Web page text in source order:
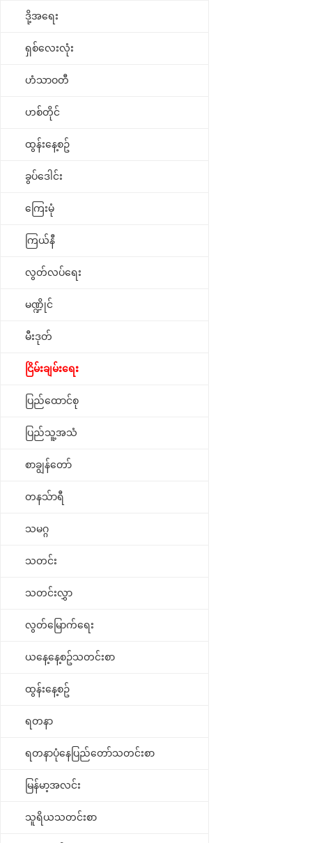
ဒို့အရေး
ရှစ်လေးလုံး
ဟံသာဝတီ
ဟစ်တိုင်
ထွန်းနေ့စဥ်
ခွပ်ဒေါင်း
ကြေးမုံ
ကြယ်နီ
လွတ်လပ်ရေး
မဏ္ဍိုင်
မီးဒုတ်
ငြိမ်းချမ်းရေး
ပြည်ထောင်စု
ပြည်သူ့အသံ
စာချွန်တော်
တနသ်ာရီ
သမဂ္ဂ
သတင်း
သတင်းလွှာ
လွတ်မြောက်ရေး
ယနေ့နေ့စဥ်သတင်းစာ
ထွန်းနေ့စဥ်
ရတနာ
ရတနာပုံနေပြည်တော်သတင်းစာ
မြန်မာ့အလင်း
သူရိယသတင်းစာ